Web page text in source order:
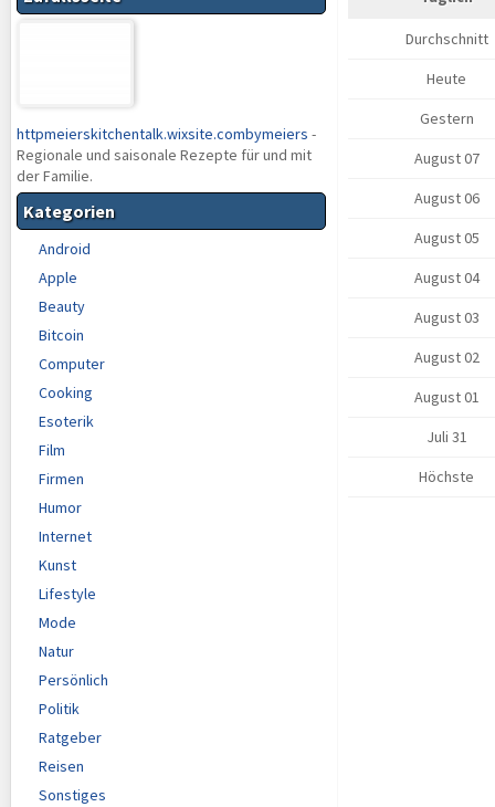
httpmeierskitchentalk.wixsite.combymeiers -
Regionale und saisonale Rezepte für und mit
der Familie.
Kategorien
Android
Apple
Beauty
Bitcoin
Computer
Cooking
Esoterik
Film
Firmen
Humor
Internet
Kunst
Lifestyle
Mode
Natur
Persönlich
Politik
Ratgeber
Reisen
Sonstiges
Durchschnitt
Heute
Gestern
August 07
August 06
August 05
August 04
August 03
August 02
August 01
Juli 31
Höchste